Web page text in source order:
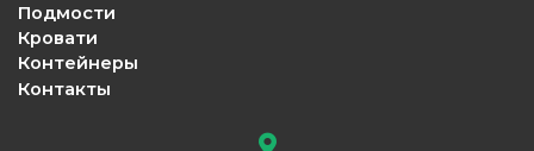
Подмости
Кровати
Контейнеры
Контакты